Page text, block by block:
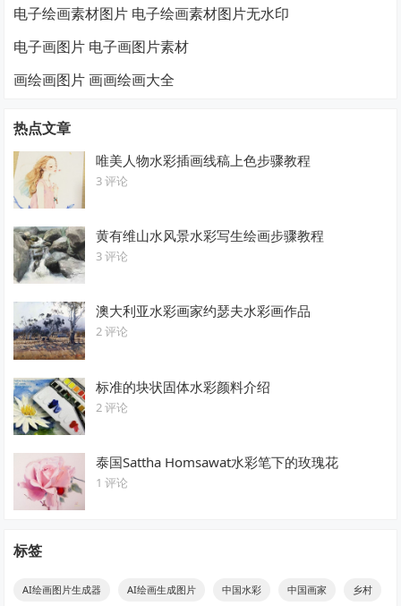
电子绘画素材图片 电子绘画素材图片无水印
电子画图片 电子画图片素材
画绘画图片 画画绘画大全
热点文章
唯美人物水彩插画线稿上色步骤教程
3 评论
黄有维山水风景水彩写生绘画步骤教程
3 评论
澳大利亚水彩画家约瑟夫水彩画作品
2 评论
标准的块状固体水彩颜料介绍
2 评论
泰国Sattha Homsawat水彩笔下的玫瑰花
1 评论
标签
AI绘画图片生成器 AI绘画生成图片 中国水彩 中国画家 乡村